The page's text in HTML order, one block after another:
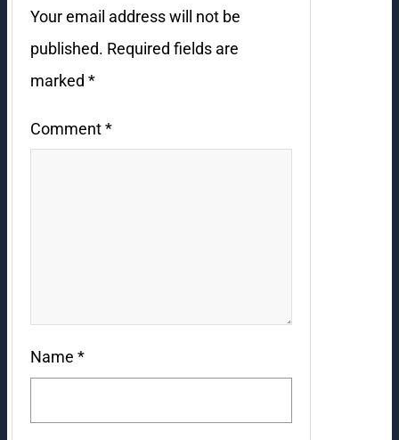
Your email address will not be
published. Required fields are
marked *
Comment*
Name *